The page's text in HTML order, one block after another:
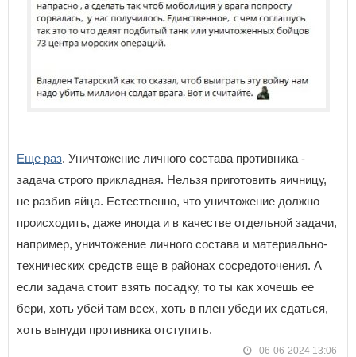
Еще раз. Уничтожение личного состава противника -
задача строго прикладная. Нельзя приготовить яичницу,
не разбив яйца. Естественно, что уничтожение должно
происходить, даже иногда и в качестве отдельной задачи,
например, уничтожение личного состава и материально-
технических средств еще в районах сосредоточения. А
если задача стоит взять посадку, то ты как хочешь ее
бери, хоть убей там всех, хоть в плен убеди их сдаться,
хоть вынуди противника отступить.
06-06-2024 13:06